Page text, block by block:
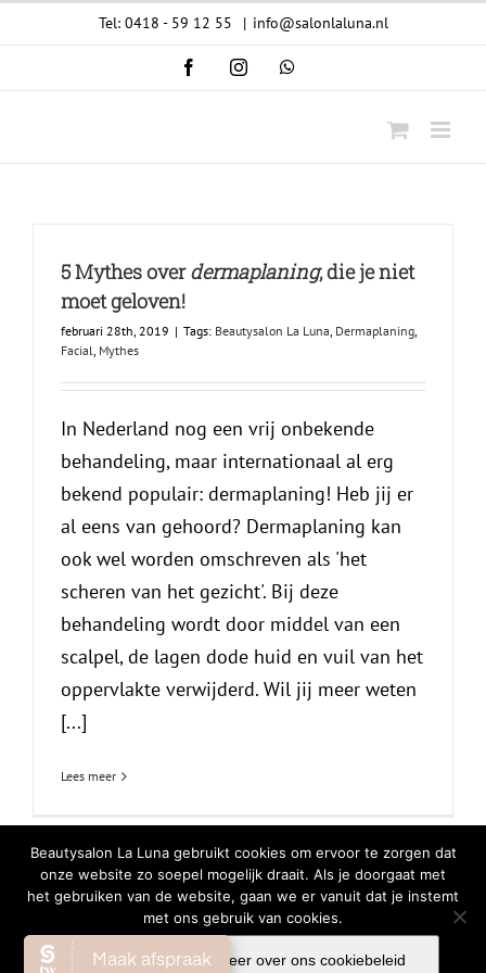
Tel: 0418 - 59 12 55 | info@salonlaluna.nl
FacebookInstagramWhatsApp
5 Mythes overdermaplaning, die je niet
moet geloven!
februari 28th, 2019 | Tags: Beautysalon La Luna Dermaplaning
Facial Mythes
In Nederland nog een vrij onbekende
behandeling, maar internationaal al erg
bekend populair: dermaplaning! Heb jij er
al eens van gehoord? Dermaplaning kan
ook wel worden omschreven als 'het
scheren van het gezicht'. Bij deze
behandeling wordt door middel van een
scalpel, de lagen dode huid en vuil van het
oppervlakte verwijderd. Wil jij meer weten
[...]
Lees meer
© Copyright2026 | All Rights Reserved | Privacy Verklaring |Cookiebeleid
Facebook
Instagram
Beautysalon La Luna gebruikt cookies om ervoor te zorgen dat
onze website zo soepel mogelijk draait. Als je doorgaat met
het gebruiken van de website, gaan we er vanuit dat je instemt
met ons gebruik van cookies.
Ok Lees meer over ons cookiebeleid